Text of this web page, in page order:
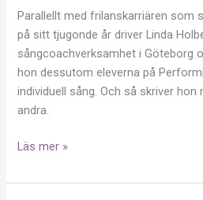
Parallellt med frilanskarriären som
på sitt tjugonde år driver Linda
sångcoachverksamhet i Göteborg
hon dessutom eleverna på
individuell sång. Och så skriver
andra.
skrämmande
läsning
Läs mer »